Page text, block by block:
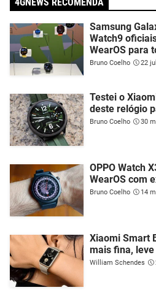
Samsung
Watch9
WearOS para
Bruno Coelho 22
Testei o
deste relógio
Bruno Coelho 30
OPPO Watch
WearOS com
Bruno Coelho 14
Xiaomi Smart
mais fina,
William Schendes